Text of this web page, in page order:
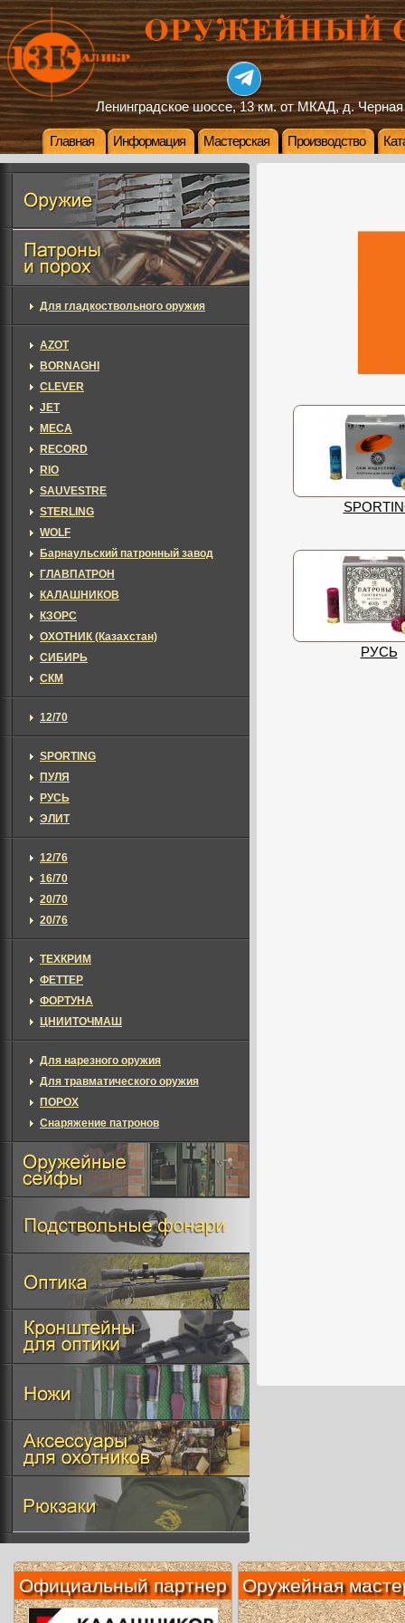
Ленинградское шоссе, 13 км. от МКАД, д. Черная
Главная Информация Мастерская Производство
РУСЬ
Для гладкоствольного оружия
AZOT
BORNAGHI
CLEVER
JET
MECA
RECORD
RIO
SAUVESTRE
STERLING
WOLF
Барнаульский патронный завод
ГЛАВПАТРОН
КАЛАШНИКОВ
КЗОРС
ОХОТНИК (Казахстан)
СИБИРЬ
СКМ
12/70
SPORTING
ПУЛЯ
РУСЬ
ЭЛИТ
12/76
16/70
20/70
20/76
ТЕХКРИМ
ФЕТТЕР
ФОРТУНА
ЦНИИТОЧМАШ
Для нарезного оружия
Для травматического оружия
ПОРОХ
Снаряжение патронов
Официальный партнер Оружейная